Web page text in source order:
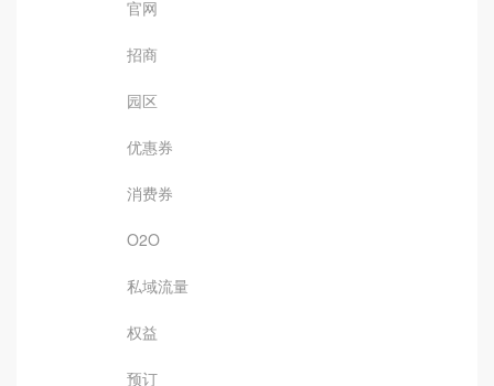
官网
招商
园区
优惠券
消费券
O2O
私域流量
权益
预订